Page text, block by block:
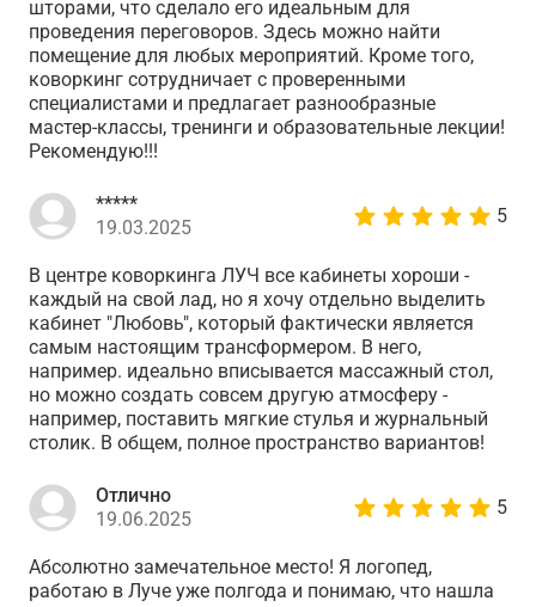
шторами, что сделало его идеальным для
проведения переговоров. Здесь можно найти
помещение для любых мероприятий. Кроме того,
коворкинг сотрудничает с проверенными
специалистами и предлагает разнообразные
мастер-классы, тренинги и образовательные лекции!
Рекомендую!!!
*****
19.03.2025
5
В центре коворкинга ЛУЧ все кабинеты хороши -
каждый на свой лад, но я хочу отдельно выделить
кабинет "Любовь", который фактически является
самым настоящим трансформером. В него,
например. идеально вписывается массажный стол,
но можно создать совсем другую атмосферу -
например, поставить мягкие стулья и журнальный
столик. В общем, полное пространство вариантов!
Отлично
19.06.2025
5
Абсолютно замечательное место! Я логопед,
работаю в Луче уже полгода и понимаю, что нашла